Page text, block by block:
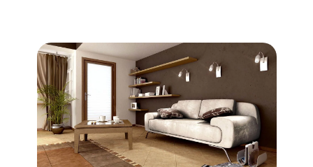
GDZIE KUPIĆ
O NAS
KARIERA